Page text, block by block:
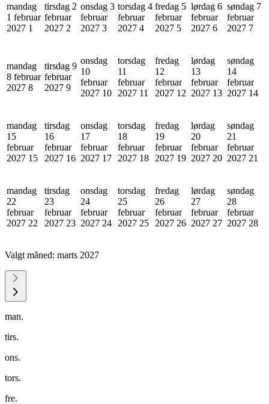
mandag
1 februar
2027 1
tirsdag 2
februar
2027 2
onsdag 3
februar
2027 3
torsdag 4
februar
2027 4
fredag 5
februar
2027 5
lørdag 6
februar
2027 6
søndag 7
februar
2027 7
mandag
8 februar
2027 8
tirsdag 9
februar
2027 9
onsdag
10
februar
2027 10
torsdag
11
februar
2027 11
fredag
12
februar
2027 12
lørdag
13
februar
2027 13
søndag
14
februar
2027 14
mandag
15
februar
2027 15
tirsdag
16
februar
2027 16
onsdag
17
februar
2027 17
torsdag
18
februar
2027 18
fredag
19
februar
2027 19
lørdag
20
februar
2027 20
søndag
21
februar
2027 21
mandag
22
februar
2027 22
tirsdag
23
februar
2027 23
onsdag
24
februar
2027 24
torsdag
25
februar
2027 25
fredag
26
februar
2027 26
lørdag
27
februar
2027 27
søndag
28
februar
2027 28
Valgt måned: marts 2027
man.
tirs.
ons.
tors.
fre.